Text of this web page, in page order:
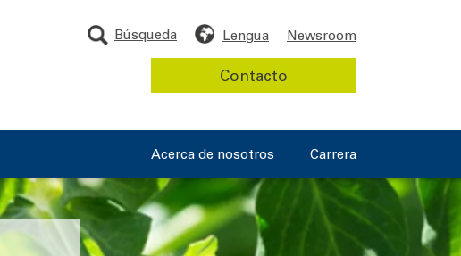
Carrera
Acerca de nosotros
Lengua Newsroom
Búsqueda
Contacto